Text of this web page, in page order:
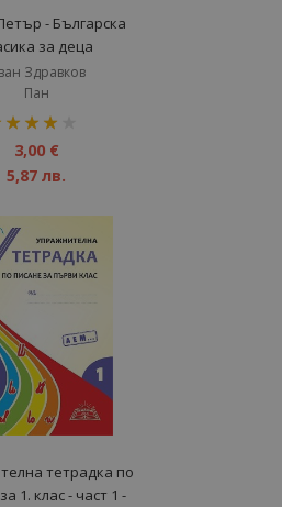
- Българска
за деца
Здравков
Пан
3,00 €
5,87 лв.
тетрадка по
1. клас - част 1 -